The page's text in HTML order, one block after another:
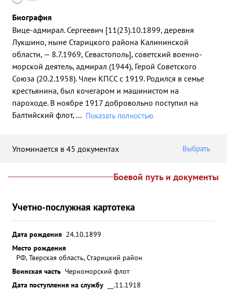
Биография
Вице-адмирал. Сергеевич [11(23).10.1899, деревня
Лукшино, ныне Старицкого района Калининской
области, — 8.7.1969, Севастополь], советский военно-
морской деятель, адмирал (1944), Герой Советского
Союза (20.2.1958). Член КПСС с 1919. Родился в семье
крестьянина, был кочегаром и машинистом на
пароходе. В ноябре 1917 добровольно поступил на
Балтийский флот, ... Показать полностью
Упоминается в 45 документах Выбрать
Боевой путь и документы
Учетно-послужная картотека
Дата рождения 24.10.1899
Место рождения
РФ, Тверская область, Старицкий район
Воинская часть Черноморский флот
Дата поступления на службу
__.11.1918